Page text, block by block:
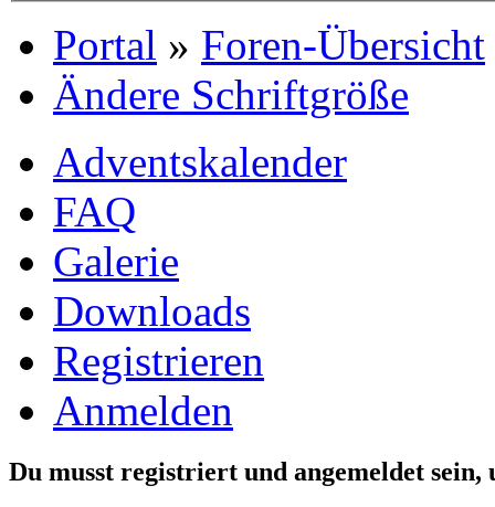
Portal » Foren-Übersicht
Ändere Schriftgröße
Adventskalender
FAQ
Galerie
Downloads
Registrieren
Anmelden
Du musst registriert und angemeldet sein,